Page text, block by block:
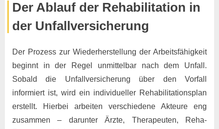
Der Ablauf der Rehabilitation in
der Unfallversicherung
Der Prozess zur Wiederherstellung der Arbeitsfähigkeit
beginnt in der Regel unmittelbar nach dem Unfall.
Sobald die Unfallversicherung über den Vorfall
informiert ist, wird ein individueller Rehabilitationsplan
erstellt. Hierbei arbeiten verschiedene Akteure eng
zusammen – darunter Ärzte, Therapeuten, Reha-